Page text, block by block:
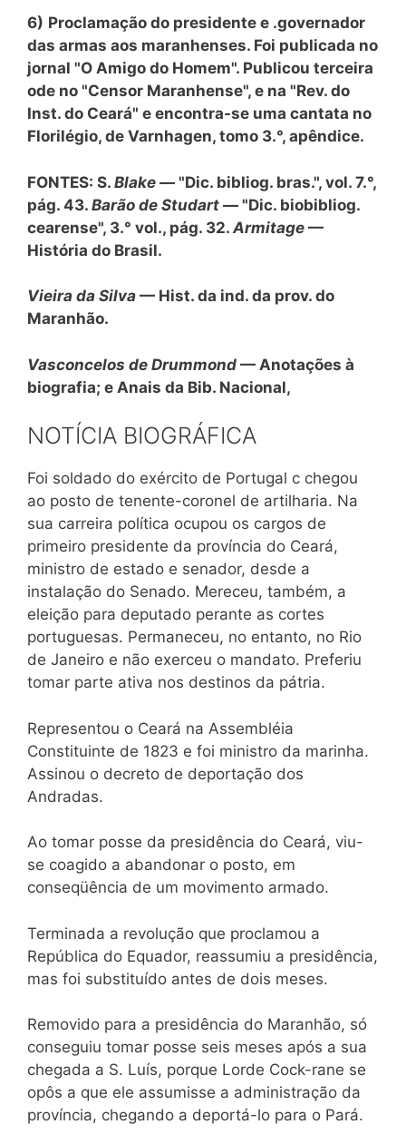
6) Proclamação do presidente e .governador
das armas aos maranhenses. Foi publicada no
jornal "O Amigo do Homem". Publicou terceira
ode no "Censor Maranhense", e na "Rev. do
Inst. do Ceará" e encontra-se uma cantata no
Florilégio, de Varnhagen, tomo 3.°, apêndice.
FONTES: S. Blake —"Dic. bibliog. bras.", vol. 7.°,
pág. 43. Barão de Studart — "Dic. biobibliog.
cearense", 3.° vol., pág. 32. Armitage —
História do Brasil.
Vieira da Silva — Hist. da ind. da prov. do
Maranhão.
Vasconcelos de Drummond — Anotações à
biografia; e Anais da Bib. Nacional,
NOTÍCIA BIOGRÁFICA
Foi soldado do exército de Portugal c chegou
ao posto de tenente-coronel de artilharia. Na
sua carreira política ocupou os cargos de
primeiro presidente da província do Ceará,
ministro de estado e senador, desde a
instalação do Senado. Mereceu, também, a
eleição para deputado perante as cortes
portuguesas. Permaneceu, no entanto, no Rio
de Janeiro e não exerceu o mandato. Preferiu
tomar parte ativa nos destinos da pátria.
Representou o Ceará na Assembléia
Constituinte de 1823 e foi ministro da marinha.
Assinou o decreto de deportação dos
Andradas.
Ao tomar posse da presidência do Ceará, viu-
se coagido a abandonar o posto, em
conseqüência de um movimento armado.
Terminada a revolução que proclamou a
República do Equador, reassumiu a presidência,
mas foi substituído antes de dois meses.
Removido para a presidência do Maranhão, só
conseguiu tomar posse seis meses após a sua
chegada a S. Luís, porque Lorde Cock-rane se
opôs a que ele assumisse a administração da
província, chegando a deportá-lo para o Pará.